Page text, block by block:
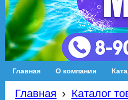
Главная О компании
Главная › Каталог